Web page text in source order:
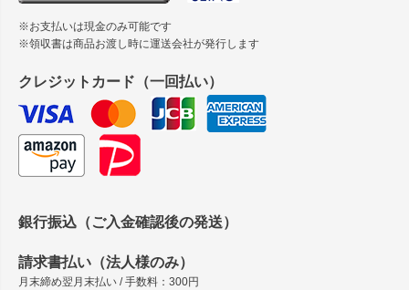
※お支払いは現金のみ可能です
※領収書は商品お渡し時に運送会社が発行します
クレジットカード（一回払い）
銀行振込（ご入金確認後の発送）
請求書払い（法人様のみ）
月末締め翌月末払い / 手数料：300円